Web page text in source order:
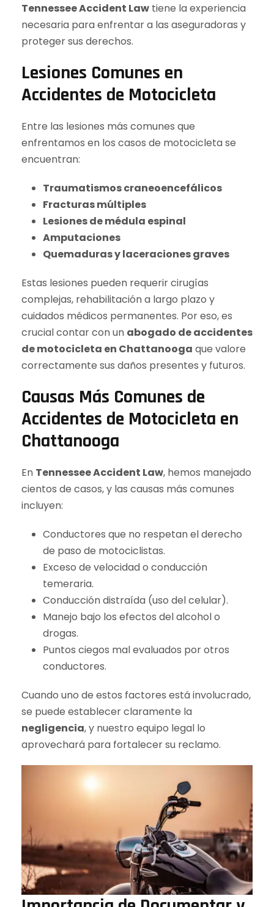
Tennessee Accident Law tiene la experiencia
necesaria para enfrentar a las aseguradoras y
proteger sus derechos.
Lesiones Comunes en
Accidentes de Motocicleta
Entre las lesiones más comunes que
enfrentamos en los casos de motocicleta se
encuentran:
Traumatismos craneoencefálicos
Fracturas múltiples
Lesiones de médula espinal
Amputaciones
Quemaduras y laceraciones graves
Estas lesiones pueden requerir cirugías
complejas, rehabilitación a largo plazo y
cuidados médicos permanentes. Por eso, es
crucial contar con un abogado de accidentes
de motocicleta en Chattanooga que valore
correctamente sus daños presentes y futuros.
Causas Más Comunes de
Accidentes de Motocicleta en
Chattanooga
En Tennessee Accident Law, hemos manejado
cientos de casos, y las causas más comunes
incluyen:
Conductores que no respetan el derecho
de paso de motociclistas.
Exceso de velocidad o conducción
temeraria.
Conducción distraída (uso del celular).
Manejo bajo los efectos del alcohol o
drogas.
Puntos ciegos mal evaluados por otros
conductores.
Cuando uno de estos factores está involucrado,
se puede establecer claramente la
negligencia, y nuestro equipo legal lo
aprovechará para fortalecer su reclamo.